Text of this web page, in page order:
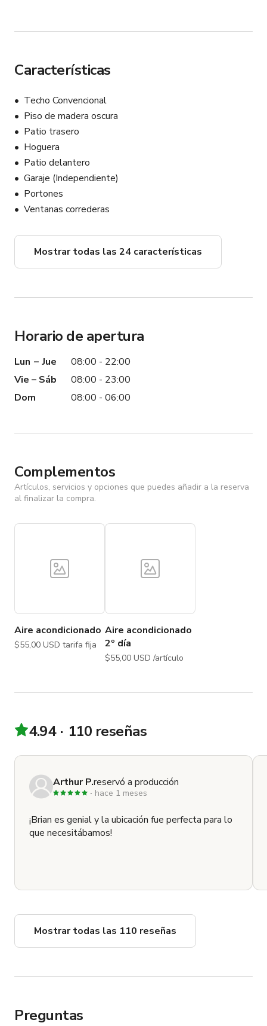
Características
Techo Convencional
Piso de madera oscura
Patio trasero
Hoguera
Patio delantero
Garaje (Independiente)
Portones
Ventanas correderas
Mostrar todas las 24 características
Horario de apertura
Lun – Jue
08:00 - 22:00
Vie – Sáb
08:00 - 23:00
Dom
08:00 - 06:00
Complementos
Artículos, servicios y opciones que puedes añadir a la reserva
al finalizar la compra.
Aire acondicionado
$55,00 USD tarifa fija
Aire acondicionado
2º día
$55,00 USD /artículo
4.94 110 reseñas
Arthur P.reservó a producción
hace 1 meses
¡Brian es genial y la ubicación fue perfecta para lo
que necesitábamos!
Mostrar todas las 110 reseñas
Preguntas